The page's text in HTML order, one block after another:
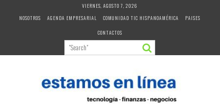
VIERNES, AGOSTO 7, 2026
NOSOTROS
AGENDA EMPRESARIAL COMUNIDAD TIC HISPANOAMÉRICA
PAISES
CONTACTOS